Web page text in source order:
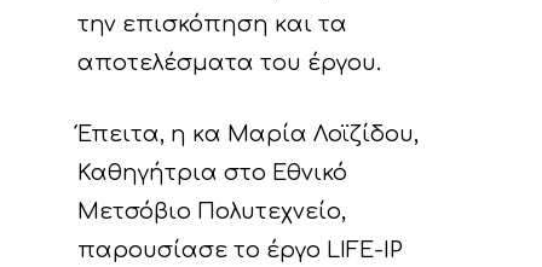
την επισκόπηση και τα
αποτελέσματα του έργου.
Έπειτα, η κα Μαρία Λοϊζίδου,
Καθηγήτρια στο Εθνικό
Μετσόβιο Πολυτεχνείο,
παρουσίασε το έργο LIFE-IP